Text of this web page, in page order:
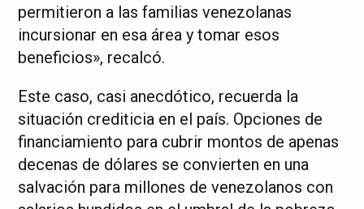
permitieron a las familias venezolanas
incursionar en esa área y tomar esos
beneficios», recalcó.
Este caso, casi anecdótico, recuerda la
situación crediticia en el país. Opciones de
financiamiento para cubrir montos de apenas
decenas de dólares se convierten en una
salvación para millones de venezolanos con